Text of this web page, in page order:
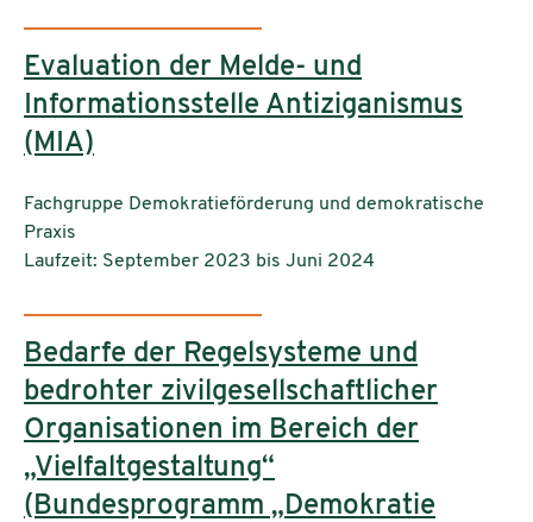
Evaluation der Melde- und
Informationsstelle Antiziganismus
(MIA)
Einrichtungen:
Fachgruppe Demokratieförderung und demokratische
Praxis
Laufzeit: September 2023 bis Juni 2024
Bedarfe der Regelsysteme und
bedrohter zivilgesellschaftlicher
Organisationen im Bereich der
„Vielfaltgestaltung“
(Bundesprogramm „Demokratie